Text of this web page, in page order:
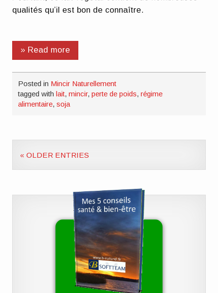
qualités qu’il est bon de connaître.
» Read more
Posted in Mincir Naturellement
tagged withlait,mincir,perte de poids,régime
alimentaire,soja
« OLDER ENTRIES